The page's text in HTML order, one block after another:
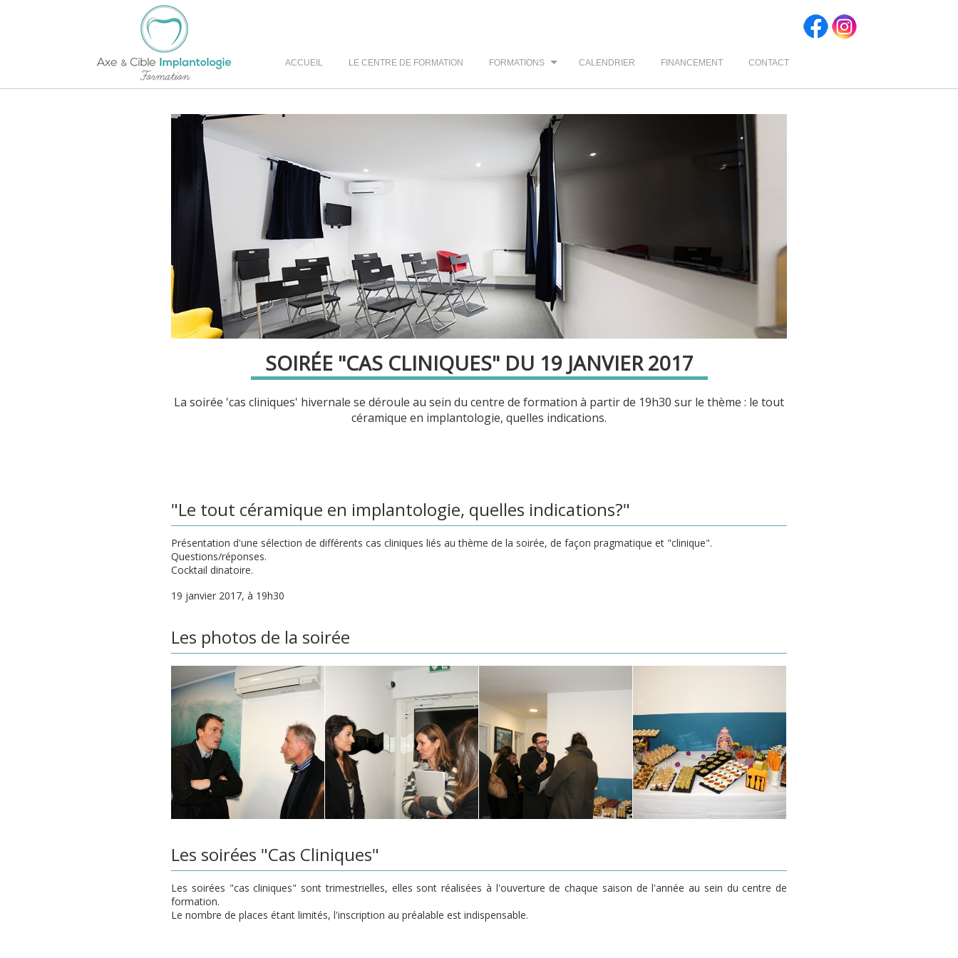
ACCUEIL LE CENTRE DE FORMATION FORMATIONS CALENDRIER FINANCEMENT CONTACT
SOIRÉE "CAS CLINIQUES" DU 19 JANVIER 2017
La soirée 'cas cliniques' hivernale se déroule au sein du centre de formation à partir de 19h30 sur le thème : le tout
céramique en implantologie, quelles indications.
"Le tout céramique en implantologie, quelles indications?"
Présentation d'une sélection de différents cas cliniques liés au thème de la soirée, de façon pragmatique et "clinique".
Questions/réponses.
Cocktail dinatoire.
19 janvier 2017, à 19h30
Les photos de la soirée
Les soirées "Cas Cliniques"
Les soirées "cas cliniques" sont trimestrielles, elles sont réalisées à l'ouverture de chaque saison de l'année au sein du centre de
formation.
Le nombre de places étant limités, l'inscription au préalable est indispensable.